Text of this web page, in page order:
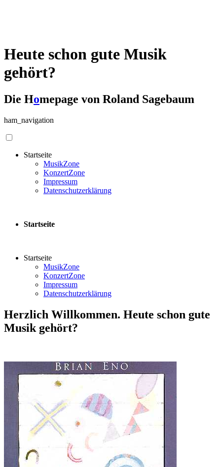
Heute schon gute Musik
gehört?
Die Homepage von Roland Sagebaum
ham_navigation
Startseite
MusikZone
KonzertZone
Impressum
Datenschutzerklärung
Startseite
Startseite
MusikZone
KonzertZone
Impressum
Datenschutzerklärung
Herzlich Willkommen. Heute schon gute
Musik gehört?